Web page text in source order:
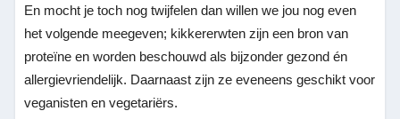
En mocht je toch nog twijfelen dan willen we jou nog even
het volgende meegeven; kikkererwten zijn een bron van
proteïne en worden beschouwd als bijzonder gezond én
allergievriendelijk. Daarnaast zijn ze eveneens geschikt voor
veganisten en vegetariërs.